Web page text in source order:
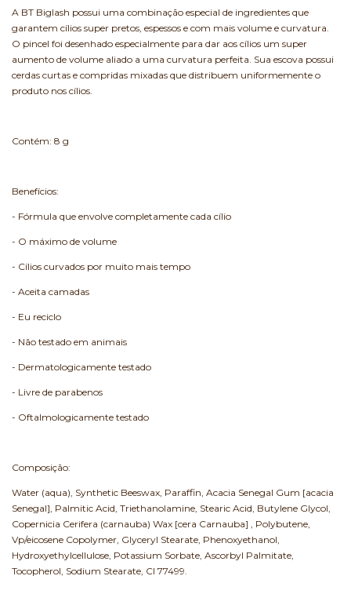
A BT Biglash possui uma combinação especial de ingredientes que
garantem cílios super pretos, espessos e com mais volume e curvatura.
O pincel foi desenhado especialmente para dar aos cílios um super
aumento de volume aliado a uma curvatura perfeita. Sua escova possui
cerdas curtas e compridas mixadas que distribuem uniformemente o
produto nos cílios.
Contém: 8 g
Benefícios:
- Fórmula que envolve completamente cada cílio
- O máximo de volume
- Cílios curvados por muito mais tempo
- Aceita camadas
- Eu reciclo
- Não testado em animais
- Dermatologicamente testado
- Livre de parabenos
- Oftalmologicamente testado
Composição:
Water (aqua), Synthetic Beeswax, Paraffin, Acacia Senegal Gum [acacia
Senegal], Palmitic Acid, Triethanolamine, Stearic Acid, Butylene Glycol,
Copernicia Cerifera (carnauba) Wax [cera Carnauba] , Polybutene,
Vp/eicosene Copolymer, Glyceryl Stearate, Phenoxyethanol,
Hydroxyethylcellulose, Potassium Sorbate, Ascorbyl Palmitate,
Tocopherol, Sodium Stearate, CI 77499.